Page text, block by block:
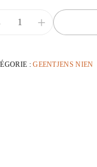
+
:GEENTJENS NIEN